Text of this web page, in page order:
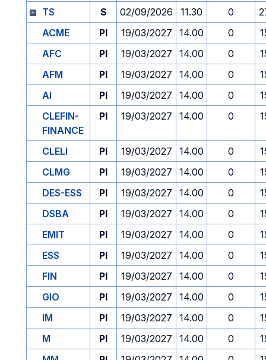
TS
S 02/09/2026 11.30 0
ACME
PI 19/03/2027 14.00 0
AFC
PI 19/03/2027 14.00 0
AFM
PI 19/03/2027 14.00 0
AI
PI 19/03/2027 14.00 0
CLEFIN-
FINANCE
PI 19/03/2027 14.00 0
CLELI PI 19/03/2027 14.00 0
CLMG
PI 19/03/2027 14.00 0
DES-ESS
PI 19/03/2027 14.00 0
DSBA
PI 19/03/2027 14.00 0
EMIT
PI 19/03/2027 14.00 0
ESS
PI 19/03/2027 14.00 0
FIN
PI 19/03/2027 14.00 0
GIO
PI 19/03/2027 14.00 0
IM
PI 19/03/2027 14.00 0
M
PI 19/03/2027 14.00 0